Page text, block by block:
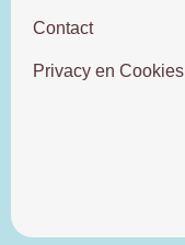
Contact
Privacy en Cookies